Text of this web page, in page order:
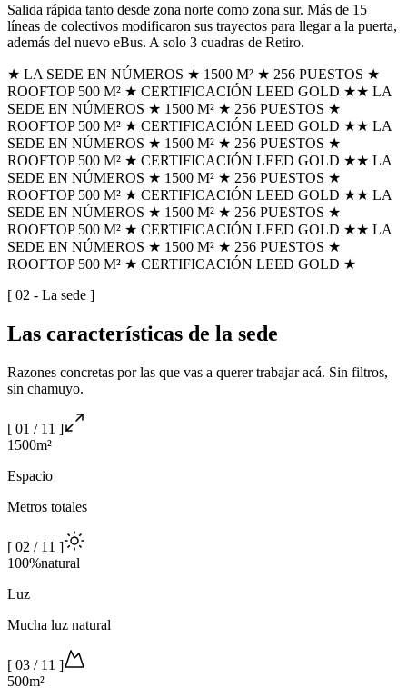
Salida rápida tanto desde zona norte como zona sur. Más de 15
líneas de colectivos modificaron sus trayectos para llegar a la puerta,
además del nuevo eBus. A solo 3 cuadras de Retiro.
★ LA SEDE EN NÚMEROS ★ 1500 M² ★ 256 PUESTOS ★
ROOFTOP 500 M² ★ CERTIFICACIÓN LEED GOLD ★★ LA
SEDE EN NÚMEROS ★ 1500 M² ★ 256 PUESTOS ★
ROOFTOP 500 M² ★ CERTIFICACIÓN LEED GOLD ★★ LA
SEDE EN NÚMEROS ★ 1500 M² ★ 256 PUESTOS ★
ROOFTOP 500 M² ★ CERTIFICACIÓN LEED GOLD ★★ LA
SEDE EN NÚMEROS ★ 1500 M² ★ 256 PUESTOS ★
ROOFTOP 500 M² ★ CERTIFICACIÓN LEED GOLD ★★ LA
SEDE EN NÚMEROS ★ 1500 M² ★ 256 PUESTOS ★
ROOFTOP 500 M² ★ CERTIFICACIÓN LEED GOLD ★★ LA
SEDE EN NÚMEROS ★ 1500 M² ★ 256 PUESTOS ★
ROOFTOP 500 M² ★ CERTIFICACIÓN LEED GOLD ★
[ 02 - La sede ]
Las características de la sede
Razones concretas por las que vas a querer trabajar acá. Sin filtros,
sin chamuyo.
[ 01 / 11 ]
1500m²
Espacio
Metros totales
[ 02 / 11 ]
100%natural
Luz
Mucha luz natural
[ 03 / 11 ]
500m²